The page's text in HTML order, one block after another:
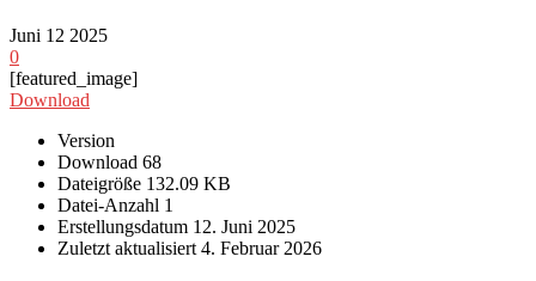
Juni 12 2025
0
[featured_image]
Download
Version
Download 68
Dateigröße 132.09 KB
Datei-Anzahl 1
Erstellungsdatum 12. Juni 2025
Zuletzt aktualisiert 4. Februar 2026